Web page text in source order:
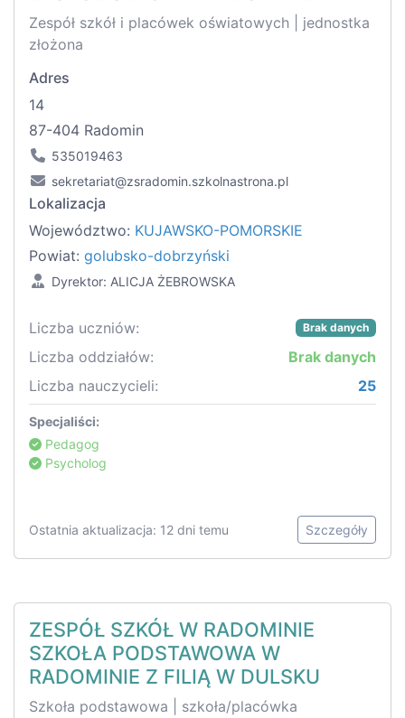
Zespół szkół i placówek oświatowych | jednostka
złożona
Adres
14
87-404 Radomin
535019463
sekretariat@zsradomin.szkolnastrona.pl
Lokalizacja
Województwo: KUJAWSKO-POMORSKIE
Powiat: golubsko-dobrzyński
Dyrektor: ALICJA ŻEBROWSKA
Liczba uczniów: Brak danych
Liczba oddziałów:
Brak danych
Liczba nauczycieli:
25
Specjaliści:
Pedagog
Psycholog
Ostatnia aktualizacja: 12 dni temu Szczegóły
ZESPÓŁ SZKÓŁ W RADOMINIE
SZKOŁA PODSTAWOWA W
RADOMINIE Z FILIĄ W DULSKU
Szkoła podstawowa | szkoła/placówka